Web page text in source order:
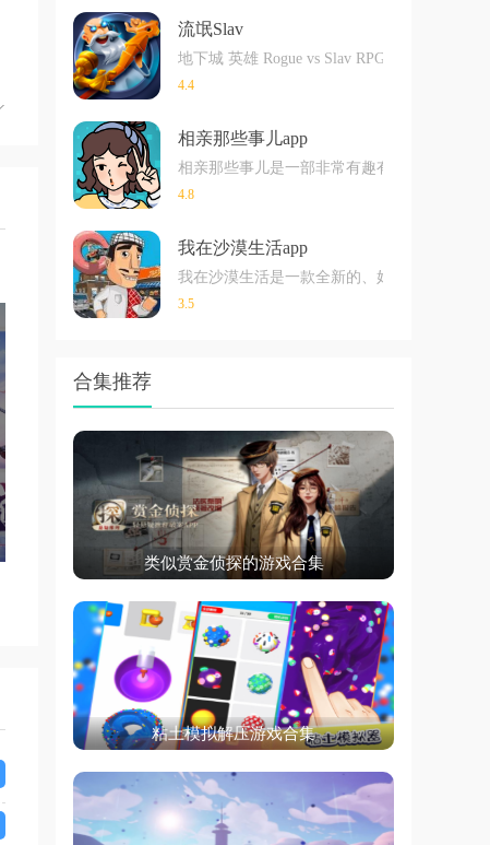
流氓Slav
地下城 英雄 Rogue vs Slav RPG 是一款史诗
4.4
相亲那些事儿app
相亲那些事儿是一部非常有趣有好玩的模拟
4.8
我在沙漠生活app
我在沙漠生活是一款全新的、好玩的模拟驾
3.5
合集推荐
类似赏金侦探的游戏合集
粘土模拟解压游戏合集